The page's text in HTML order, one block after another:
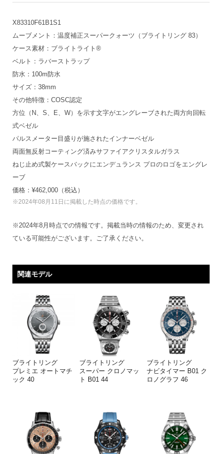
X83310F61B1S1
ムーブメント：温度補正スーパークォーツ（ブライトリング 83）
ケース素材：ブライトライト®
ベルト：ラバーストラップ
防水：100m防水
サイズ：38mm
その他特徴：COSC認定
方位（N、S、E、W）を示す文字がエングレーブされた両方向回転
式ベゼル
パルスメーター目盛りが施されたインナーベゼル
両面無反射コーティング済みサファイアクリスタルガラス
ねじ止め式製ケースバックにエンデュランス プロのロゴをエングレ
ーブ
価格：¥462,000（税込）
※2024年08月11日に掲載した時点の価格です。
※2024年8月時点での情報です。掲載当時の情報のため、変更され
ている可能性がございます。ご了承ください。
関連モデル
ブライトリング
プレミエ オートマチ
ック 40
ブライトリング
スーパー クロノマッ
ト B01 44
ブライトリング
ナビタイマー B01 ク
ロノグラフ 46